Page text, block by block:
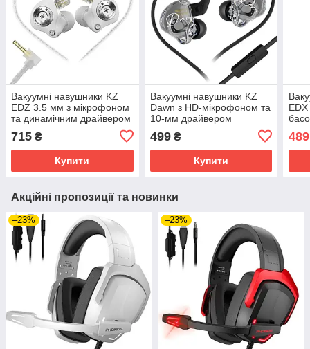
Вакуумні навушники KZ
EDZ 3.5 мм з мікрофоном
та динамічним драйвером
(Білий)
715 ₴
Купити
Вакуумні навушники KZ
Dawn з HD-мікрофоном та
10-мм драйвером
499₴
Купити
EDX
489
Акційні пропозиції та новинки
–23% –23%